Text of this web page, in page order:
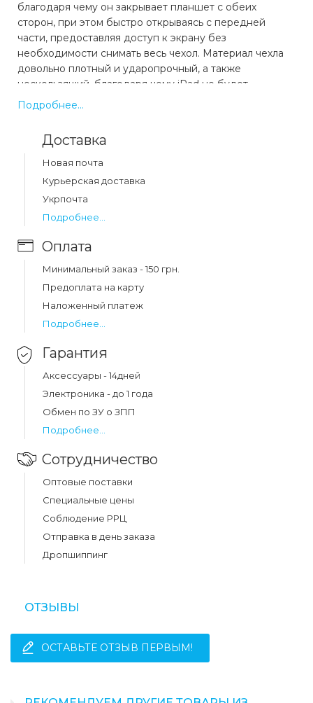
благодаря чему он закрывает планшет с обеих
сторон, при этом быстро открываясь с передней
части, предоставляя доступ к экрану без
необходимости снимать весь чехол. Материал чехла
довольно плотный и ударопрочный, а также
нескользящий, благодаря чему iPad не будет
выскальзывать у вас даже из мокрых рук. Также
данный чехол можно трансформировать в подставку
достаточно просто ее сложить и выгнуть назад,
благодаря магнитной части такая подставка не
развалится.
Какая цена на чехол-книжка smart case ipad
pro (11"/2020) white (14)?
Цена на чехол-книжка smart case ipad pro (11"/2020)
white (14) составляет 308 грн.
Подробнее...
Доставка
Новая почта
Курьерская доставка
Укрпочта
Подробнее...
Оплата
Минимальный заказ - 150 грн.
Предоплата на карту
Наложенный платеж
Подробнее...
Гарантия
Аксессуары - 14дней
Электроника - до 1 года
Обмен по ЗУ о ЗПП
Подробнее...
Сотрудничество
Оптовые поставки
Специальные цены
Соблюдение РРЦ
Отправка в день заказа
Дропшиппинг
ОТЗЫВЫ
ОСТАВЬТЕ ОТЗЫВ ПЕРВЫМ!